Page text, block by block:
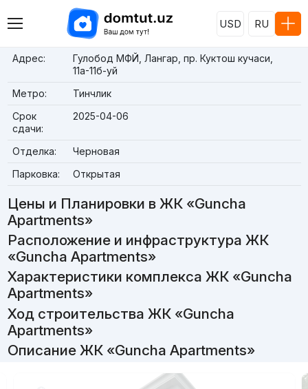
USD RU
Адрес:
Гулобод МФЙ, Лангар, пр. Куктош кучаси,
11а-11б-уй
Метро:
Тинчлик
Срок
сдачи:
2025-04-06
Отделка:
Черновая
Парковка:
Открытая
Цены и Планировки в ЖК «Guncha
Apartments»
Расположение и инфраструктура ЖК
«Guncha Apartments»
Характеристики комплекса ЖК «Guncha
Apartments»
Ход строительства ЖК «Guncha
Apartments»
Описание ЖК «Guncha Apartments»